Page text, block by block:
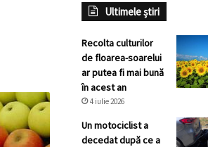
Ultimele știri
Recolta culturilor
de floarea-soarelui
ar putea fi mai bună
în acest an
4 iulie 2026
Un motociclist a
decedat după ce a